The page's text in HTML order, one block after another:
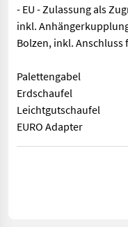
- EU - Zulassung als
inkl.
Bolzen, inkl.
Palettengabel
Erdschaufel
Leichtgutschaufel
EURO Adapter
-